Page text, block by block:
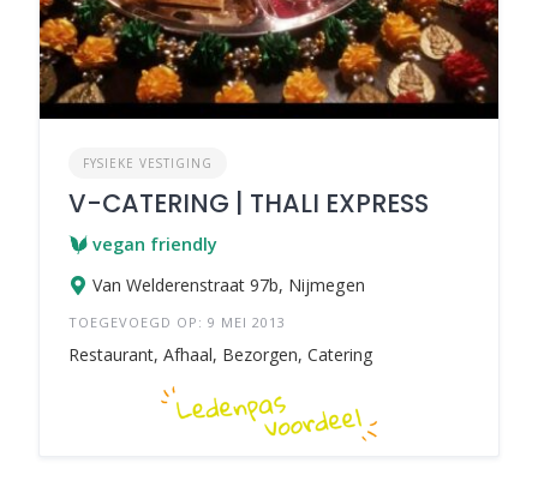
FYSIEKE VESTIGING
V-CATERING | THALI EXPRESS
vegan friendly
Van Welderenstraat 97b, Nijmegen
TOEGEVOEGD OP: 9 MEI 2013
Restaurant, Afhaal, Bezorgen, Catering